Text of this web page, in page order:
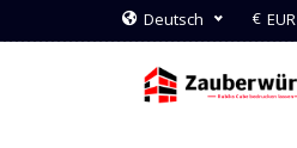
Deutsch € EUR